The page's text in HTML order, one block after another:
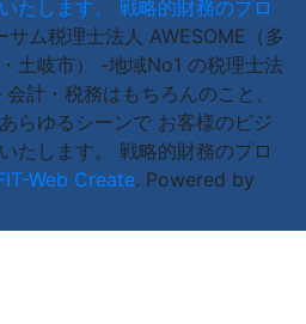
たします。 戦略的財務のプロ
サム税理士法人 AWESOME（多
土岐市） -地域No1 の税理士法
計・税務はもちろんのこと、
らゆるシーンで お客様のビジ
たします。 戦略的財務のプロ
Web Create. Powered by